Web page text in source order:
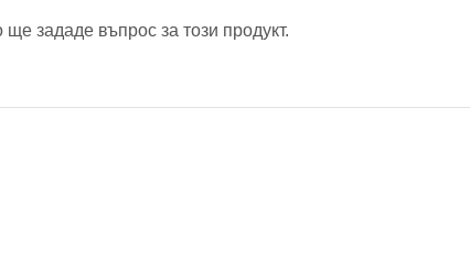
зададе въпрос за този продукт.